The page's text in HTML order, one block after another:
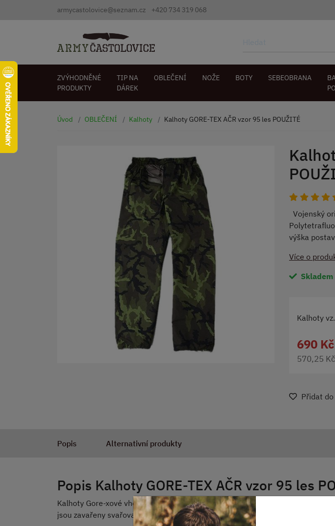
armycastolovice@seznam.cz +420 734 319 068
ZVÝHODNĚNÉ
PRODUKTY
TIP NA
DÁREK
OBLEČENÍ NOŽE BOTY SEBEOBRANA
Úvod OBLEČENÍ Kalhoty Kalhoty GORE-TEX AČR vzor 95 les POUŽITÉ
Vojenský
výška
Více o
Skladem
Kalhoty
690 Kč
570,25
Přidat
Popis Alternativní produkty
Popis Kalhoty GORE-TEX AČR vzor 95 les
Kalhoty Gore-xové vhodné do zvlášť chladného počasí. Chrání proti vodě, větru
jsou zavařeny svařovací páskou. Jedná se o vojenský originál používaný AČR.